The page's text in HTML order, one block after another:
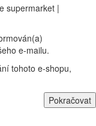
supermarket |
e-mailu.
tohoto e-shopu,
Pokračovat